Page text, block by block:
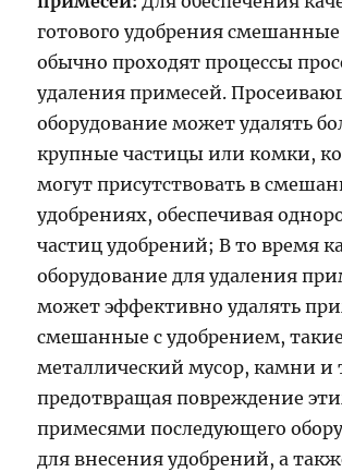
готового удобрения
обычно проходят процессы
удаления примесей.
оборудование может удалять
крупные частицы или комки,
могут присутствовать в
удобрениях, обеспечивая
частиц удобрений; В то время
оборудование для удаления
может эффективно удалять
смешанные с удобрением,
металлический мусор, камни и
предотвращая повреждение
примесями последующего
для внесения удобрений, а